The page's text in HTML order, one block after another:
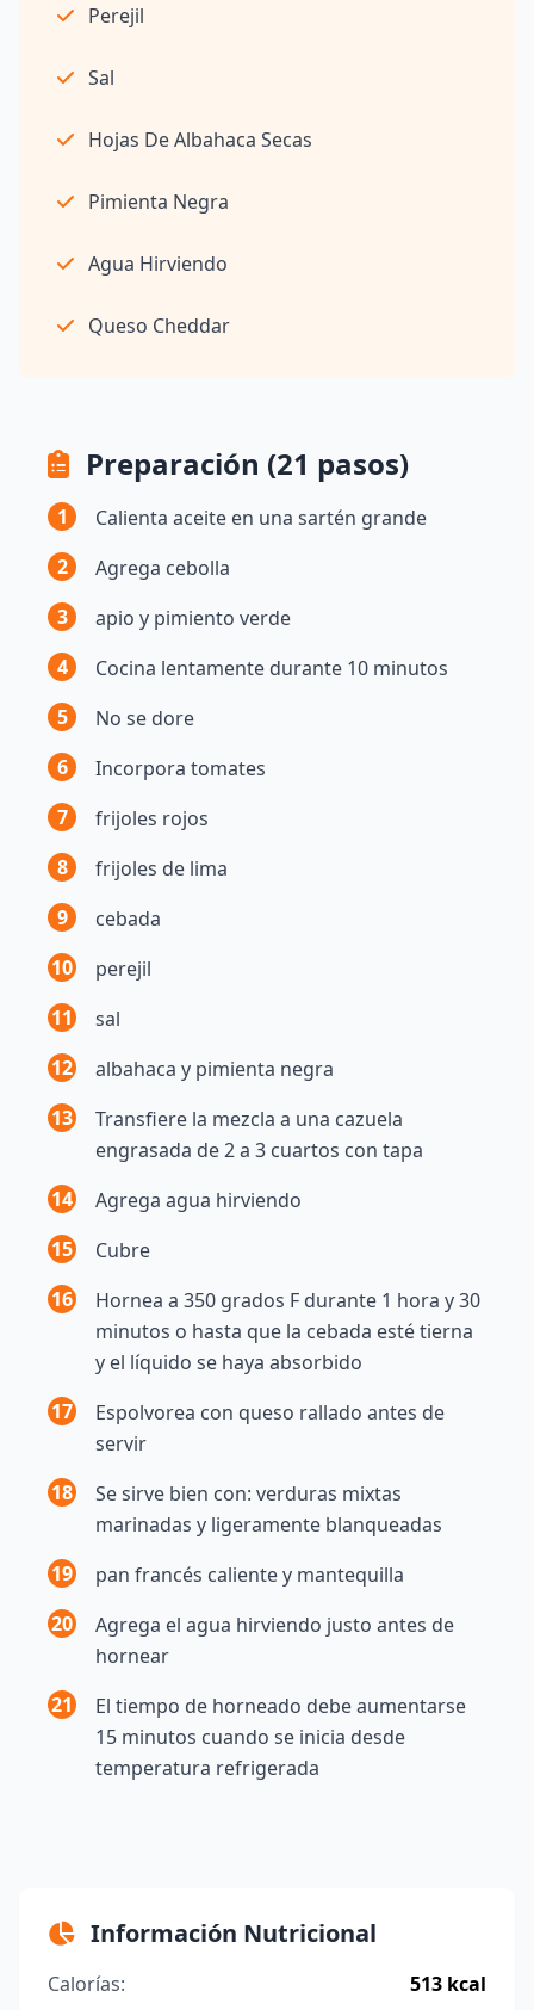
Perejil
Sal
Hojas De Albahaca Secas
Pimienta Negra
Agua Hirviendo
Queso Cheddar
Preparación (21 pasos)
1
Calienta aceite en una sartén grande
2
Agrega cebolla
3
apio y pimiento verde
4
Cocina lentamente durante 10 minutos
5
No se dore
6
Incorpora tomates
7
frijoles rojos
8
frijoles de lima
9
cebada
10
perejil
11
sal
12
albahaca y pimienta negra
13
Transfiere la mezcla a una cazuela
engrasada de 2 a 3 cuartos con tapa
14
Agrega agua hirviendo
15
Cubre
16
Hornea a 350 grados F durante 1 hora y 30
minutos o hasta que la cebada esté tierna
y el líquido se haya absorbido
17
Espolvorea con queso rallado antes de
servir
18
Se sirve bien con: verduras mixtas
marinadas y ligeramente blanqueadas
19
pan francés caliente y mantequilla
20
Agrega el agua hirviendo justo antes de
hornear
21
El tiempo de horneado debe aumentarse
15 minutos cuando se inicia desde
temperatura refrigerada
Información Nutricional
Calorías:
513 kcal